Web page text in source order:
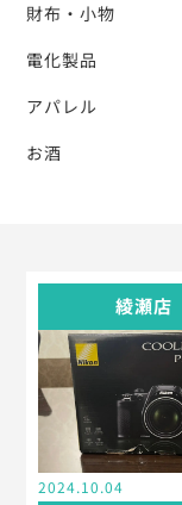
財布・小物
電化製品
アパレル
お酒
綾瀬店
2024.10.04